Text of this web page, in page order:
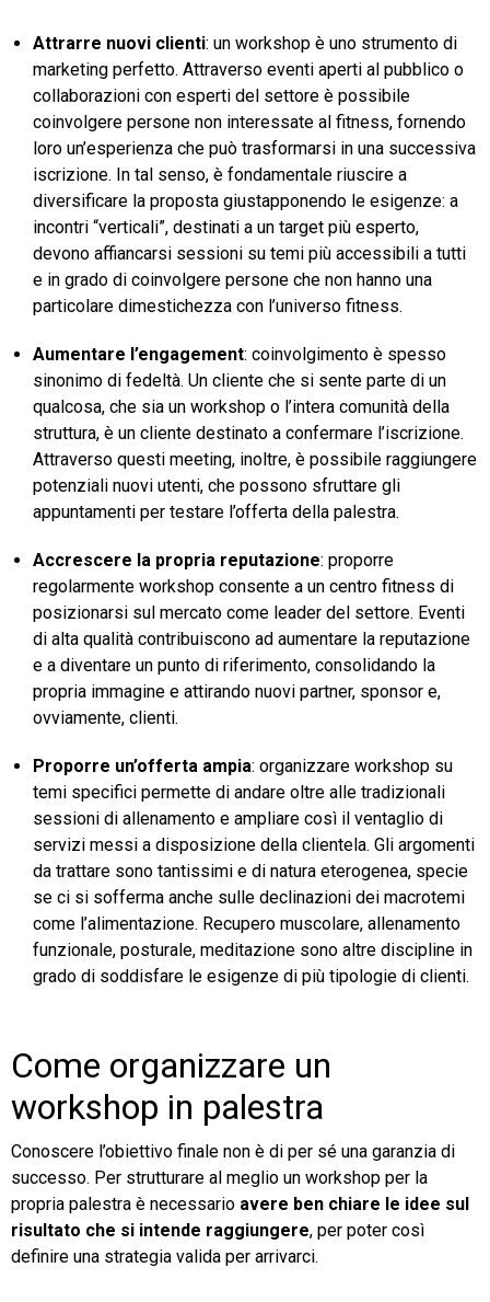
Attrarre nuovi clienti: un workshop è uno strumento di
marketing perfetto. Attraverso eventi aperti al pubblico o
collaborazioni con esperti del settore è possibile
coinvolgere persone non interessate al fitness, fornendo
loro un’esperienza che può trasformarsi in una successiva
iscrizione. In tal senso, è fondamentale riuscire a
diversificare la proposta giustapponendo le esigenze: a
incontri “verticali”, destinati a un target più esperto,
devono affiancarsi sessioni su temi più accessibili a tutti
e in grado di coinvolgere persone che non hanno una
particolare dimestichezza con l’universo fitness.
Aumentare l’engagement: coinvolgimento è spesso
sinonimo di fedeltà. Un cliente che si sente parte di un
qualcosa, che sia un workshop o l’intera comunità della
struttura, è un cliente destinato a confermare l’iscrizione.
Attraverso questi meeting, inoltre, è possibile raggiungere
potenziali nuovi utenti, che possono sfruttare gli
appuntamenti per testare l’offerta della palestra.
Accrescere la propria reputazione: proporre
regolarmente workshop consente a un centro fitness di
posizionarsi sul mercato come leader del settore. Eventi
di alta qualità contribuiscono ad aumentare la reputazione
e a diventare un punto di riferimento, consolidando la
propria immagine e attirando nuovi partner, sponsor e,
ovviamente, clienti.
Proporre un’offerta ampia: organizzare workshop su
temi specifici permette di andare oltre alle tradizionali
sessioni di allenamento e ampliare così il ventaglio di
servizi messi a disposizione della clientela. Gli argomenti
da trattare sono tantissimi e di natura eterogenea, specie
se ci si sofferma anche sulle declinazioni dei macrotemi
come l’alimentazione. Recupero muscolare, allenamento
funzionale, posturale, meditazione sono altre discipline in
grado di soddisfare le esigenze di più tipologie di clienti.
Come organizzare un
workshop in palestra
Conoscere l’obiettivo finale non è di per sé una garanzia di
successo. Per strutturare al meglio un workshop per la
propria palestra è necessario avere ben chiare le idee sul
risultato che si intende raggiungere, per poter così
definire una strategia valida per arrivarci.